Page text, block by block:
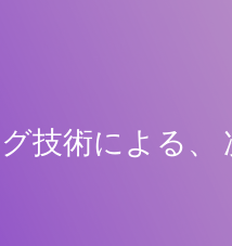
技術による、